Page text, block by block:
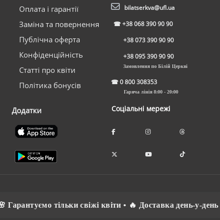
Оплата і гарантії
Заміна та повернення
Публічна оферта
Конфіденційність
Статті про квіти
Політика бонусів
Додатки
bilatserkva@ufl.ua
☎+38 068 390 90 90
+38 073 390 90 90
+38 095 390 90 90
Замовлення по Білій Церкві
☎0 800 308353
Гаряча лінія 8:00 - 20:00
Соціальні мережі
тільки свіжі квіти • 🔥 Доставка день-у-день •